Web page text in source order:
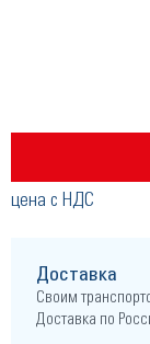
цена с НДС
Доставка
Своим
Доставка по